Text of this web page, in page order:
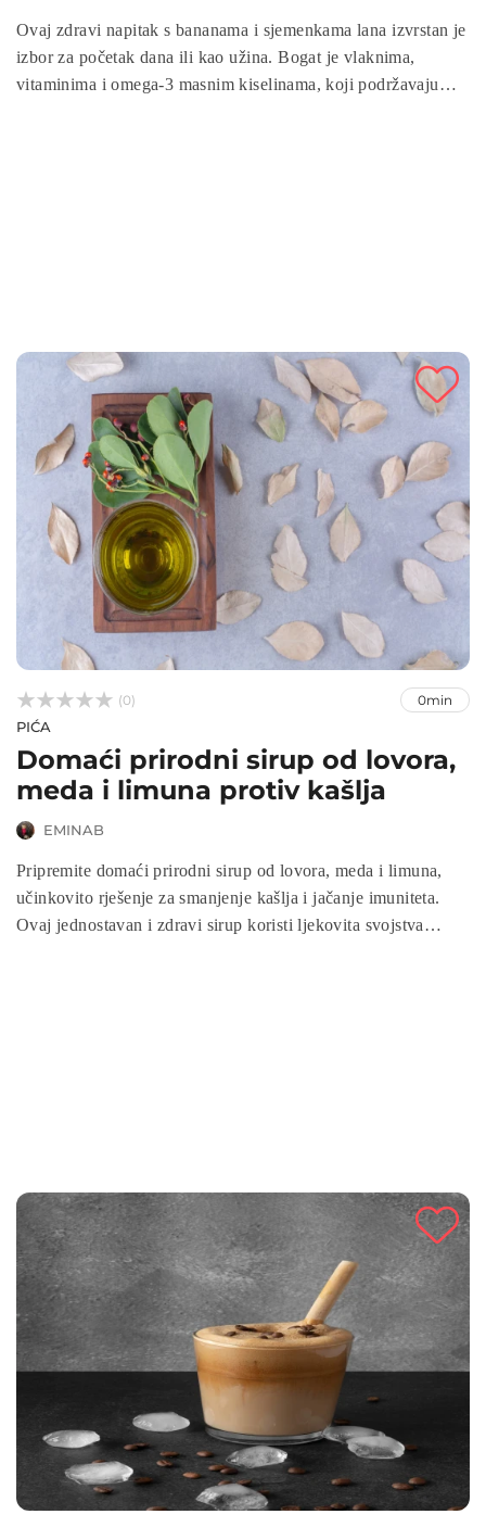
Ovaj zdravi napitak s bananama i sjemenkama lana izvrstan je
izbor za početak dana ili kao užina. Bogat je vlaknima,
vitaminima i omega-3 masnim kiselinama, koji podržavaju


 (0) 0min
PIĆA
Domaći prirodni sirup od lovora,
meda i limuna protiv kašlja
EMINAB
Pripremite domaći prirodni sirup od lovora, meda i limuna,
učinkovito rješenje za smanjenje kašlja i jačanje imuniteta.
Ovaj jednostavan i zdravi sirup koristi ljekovita svojstva